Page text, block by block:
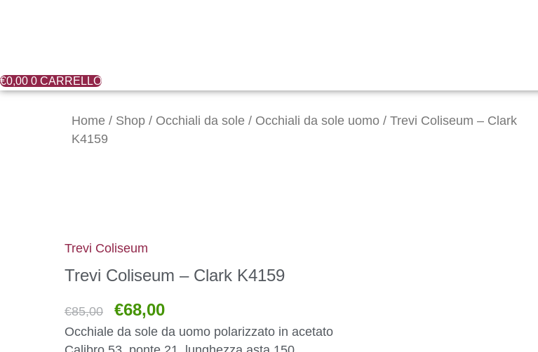
€0,00 0 CARRELLO
Home / Shop / Occhiali da sole / Occhiali da sole uomo / Trevi Coliseum – Clark
K4159
Trevi Coliseum
Trevi Coliseum – Clark K4159
€85,00
prezzo
€68,00
prezzo
Occhiale da sole da uomo polarizzato in acetato
Coliseum